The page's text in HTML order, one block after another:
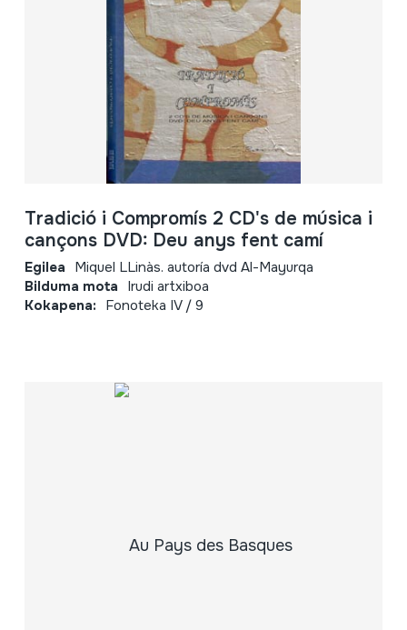
Tradició i Compromís 2 CD's de música i
cançons DVD: Deu anys fent camí
Egilea Miquel LLinàs. autoría dvd Al-Mayurqa
Bilduma mota Irudi artxiboa
Kokapena: Fonoteka IV / 9